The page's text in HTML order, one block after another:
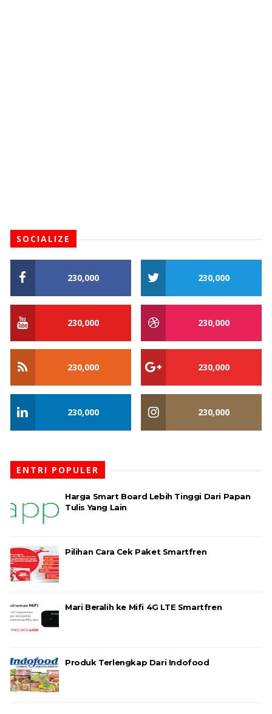
SOCIALIZE
230,000 230,000
230,000 230,000
230,000 230,000
230,000 230,000
ENTRI POPULER
Harga Smart Board Lebih Tinggi Dari Papan
Tulis Yang Lain
Pilihan Cara Cek Paket Smartfren
Mari Beralih ke Mifi 4G LTE Smartfren
Produk Terlengkap Dari Indofood